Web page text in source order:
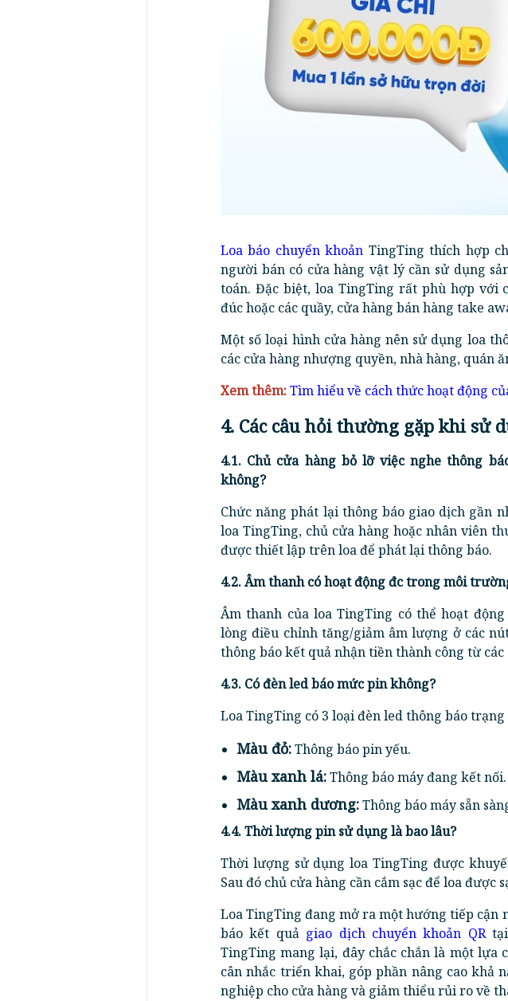
Loa báo chuyển khoản TingTing thích hợp
người bán có cửa hàng vật lý cần sử dụng
toán. Đặc biệt, loa TingTing rất phù hợp với
đúc hoặc các quầy, cửa hàng bán hàng take
Một số loại hình cửa hàng nên sử dụng loa
các cửa hàng nhượng quyền, nhà hàng, quán
Xem thêm:Tìm hiểu về cách thức hoạt động
4. Các câu hỏi thường gặp khi sử
4.1. Chủ cửa hàng bỏ lỡ việc nghe thông
không?
Chức năng phát lại thông báo giao dịch gần
loa TingTing, chủ cửa hàng hoặc nhân viên
được thiết lập trên loa để phát lại thông báo.
4.2. Âm thanh có hoạt động đc trong môi
Âm thanh của loa TingTing có thể hoạt
lòng điều chỉnh tăng/giảm âm lượng ở các
thông báo kết quả nhận tiền thành công từ các
4.3. Có đèn led báo mức pin không?
Loa TingTing có 3 loại đèn led thông báo trạng
Màu đỏ:Thông báo pin yếu.
Màu xanh lá:Thông báo máy đang kết nối.
Màu xanh dương:Thông báo máy sẵn
4.4. Thời lượng pin sử dụng là bao lâu?
Thời lượng sử dụng loa TingTing được
Sau đó chủ cửa hàng cần cắm sạc để loa được
Loa TingTing đang mở ra một hướng tiếp cận
báo kết quả giao dịch chuyển khoản QRtại
TingTing mang lại, đây chắc chắn là một lựa
cân nhắc triển khai, góp phần nâng cao khả
nghiệp cho cửa hàng và giảm thiểu rủi ro về